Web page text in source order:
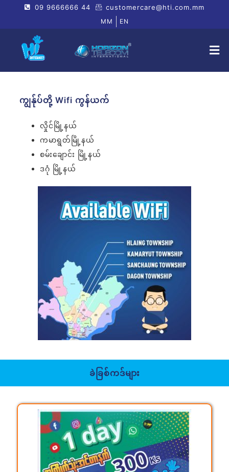
09 9666666 44 customercare@hti.com.mm
MM EN
ကျွန်ုပ်တို့ Wifi ကွန်ယက်
လှိုင်မြို့နယ်
ကမာရွတ်မြို့နယ်
စမ်းချောင်း မြို့နယ်
ဒဂုံ မြို့နယ်
ခဲခြစ်ကဒ်များ